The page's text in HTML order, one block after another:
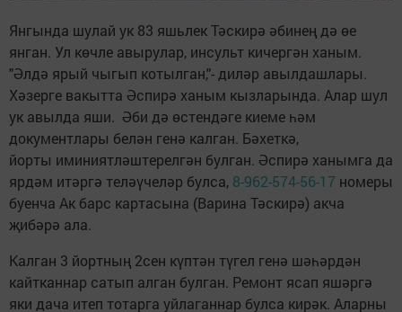
Янгында шулай ук 83 яшьлек Тәскирә әбинең дә өе
янган. Ул көчле авырулар, инсульт кичергән ханым.
"Әлдә ярый чыгып котылган,"- диләр авылдашлары.
Хәзерге вакытта Әспирә ханым кызларында. Алар шул
ук авылда яши. Әби дә өстендәге киеме һәм
документлары белән генә калган. Бәхеткә,
йорты иминиятләштерелгән булган. Әспирә ханымга да
ярдәм итәргә теләүчеләр булса, 8-962-574-56-17 номеры
буенча Ак барс картасына (Варина Тәскирә) акча
җибәрә ала.
Калган 3 йортның 2сен күптән түгел генә шәһәрдән
кайтканнар сатып алган булган. Ремонт ясап яшәргә
яки дача итеп тотарга уйлаганнар булса кирәк. Аларны